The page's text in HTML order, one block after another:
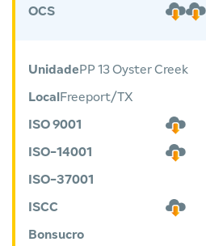
OCS
Unidade PP 13 Oyster Creek
Local Freeport/TX
ISO 9001
ISO-14001
ISO-37001
ISCC
Bonsucro